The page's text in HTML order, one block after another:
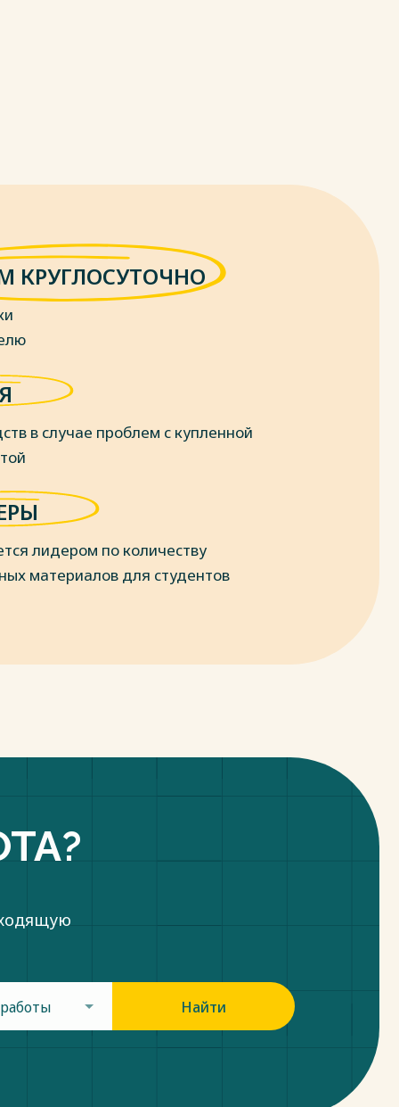
КРУГЛОСУТОЧНО
в случае проблем с купленной
лидером по количеству
материалов для студентов
Найти